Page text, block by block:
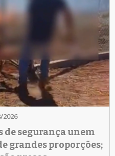
2026
de segurança unem
grandes proporções;